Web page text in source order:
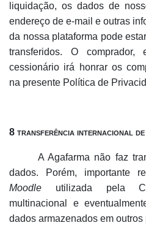
liquidação, os dados de
endereço de e-mail e outras
da nossa plataforma pode
transferidos. O comprador,
cessionário irá honrar os
na presente Política de
8 transferência internacional de
A Agafarma não faz
dados. Porém, importante
Moodle utilizada pela
multinacional e
dados armazenados em outros